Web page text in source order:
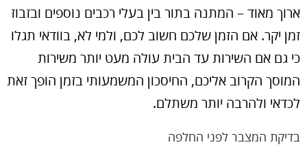
ארוך מאוד – המתנה בתור בין בעלי רכבים נוספים ובזבוז
זמן יקר. אם הזמן שלכם חשוב לכם, ולמי לא, בוודאי תגלו
כי גם אם השירות עד הבית עולה מעט יותר משירות
המוסך הקרוב אליכם, החיסכון המשמעותי בזמן הופך זאת
לכדאי ולהרבה יותר משתלם.
בדיקת המצבר לפני החלפה